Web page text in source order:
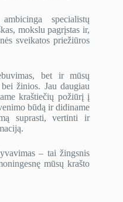
specialistų
mokslu pagrįstas ir,
sveikatos priežiūros
bet ir mūsų
žinios. Jau daugiau
kraštiečių požiūrį į
būdą ir didiname
suprasti, vertinti ir
– tai žingsnis
mūsų krašto